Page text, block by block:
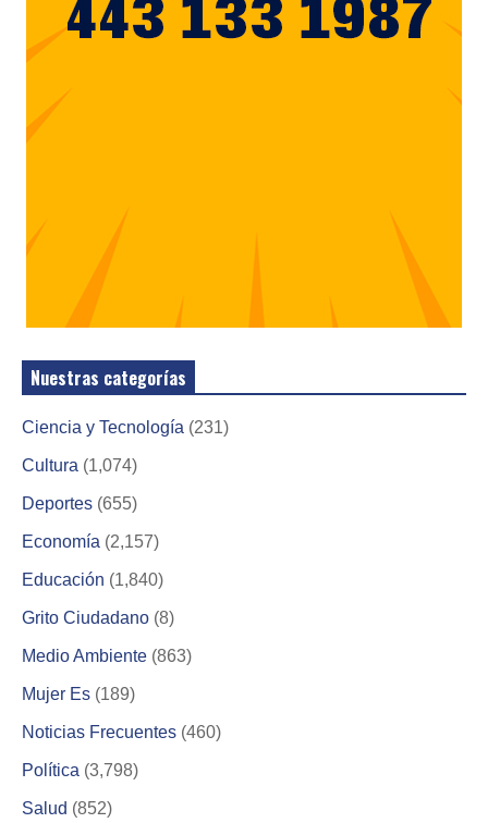
Nuestras categorías
Ciencia y Tecnología (231)
Cultura (1,074)
Deportes (655)
Economía (2,157)
Educación (1,840)
Grito Ciudadano (8)
Medio Ambiente (863)
Mujer Es (189)
Noticias Frecuentes (460)
Política (3,798)
Salud (852)